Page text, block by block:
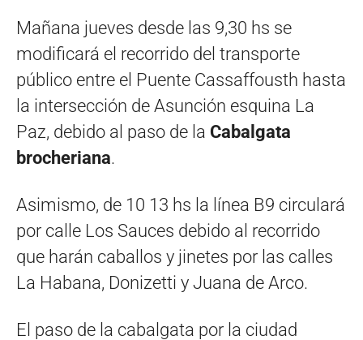
Mañana jueves desde las 9,30 hs se
modificará el recorrido del transporte
público entre el Puente Cassaffousth hasta
la intersección de Asunción esquina La
Paz, debido al paso de la Cabalgata
brocheriana.
Asimismo, de 10 13 hs la línea B9 circulará
por calle Los Sauces debido al recorrido
que harán caballos y jinetes por las calles
La Habana, Donizetti y Juana de Arco.
El paso de la cabalgata por la ciudad